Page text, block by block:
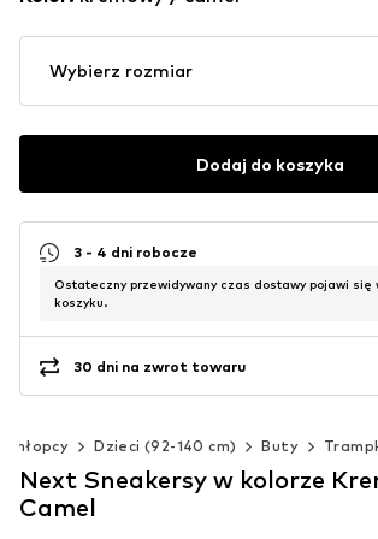
Wybierz rozmiar
Dodaj do koszyka
3 - 4 dni robocze
Ostateczny przewidywany czas dostawy pojawi się
koszyku.
30 dni na zwrot towaru
Chłopcy Dzieci (92-140 cm) Buty
Next Sneakersy w kolorze
Camel